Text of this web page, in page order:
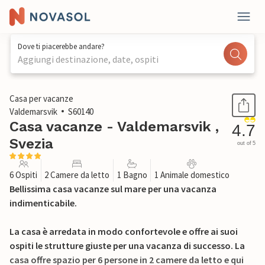
Dove ti piacerebbe andare?
Aggiungi destinazione, date, ospiti
1 / 15
Casa per vacanze
Valdemarsvik
S60140
Casa vacanze - Valdemarsvik ,
Svezia
4.7
out of 5
6 Ospiti 2 Camere da letto 1 Bagno 1 Animale domestico
Bellissima casa vacanze sul mare per una vacanza
indimenticabile.
La casa è arredata in modo confortevole e offre ai suoi
ospiti le strutture giuste per una vacanza di successo. La
casa offre spazio per 6 persone in 2 camere da letto e qui